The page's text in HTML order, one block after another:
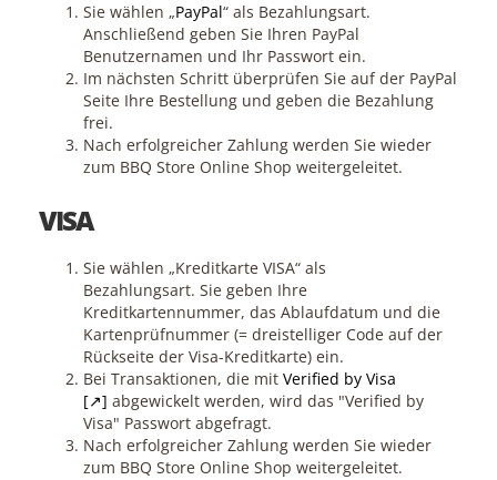
Sie wählen „PayPal“ als Bezahlungsart.
Anschließend geben Sie Ihren PayPal
Benutzernamen und Ihr Passwort ein.
Im nächsten Schritt überprüfen Sie auf der PayPal
Seite Ihre Bestellung und geben die Bezahlung
frei.
Nach erfolgreicher Zahlung werden Sie wieder
zum BBQ Store Online Shop weitergeleitet.
VISA
Sie wählen „Kreditkarte VISA“ als
Bezahlungsart. Sie geben Ihre
Kreditkartennummer, das Ablaufdatum und die
Kartenprüfnummer (= dreistelliger Code auf der
Rückseite der Visa-Kreditkarte) ein.
Bei Transaktionen, die mit Verified by Visa
[↗] abgewickelt werden, wird das "Verified by
Visa" Passwort abgefragt.
Nach erfolgreicher Zahlung werden Sie wieder
zum BBQ Store Online Shop weitergeleitet.